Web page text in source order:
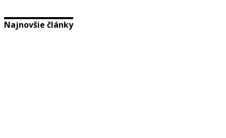
Najnovšie články